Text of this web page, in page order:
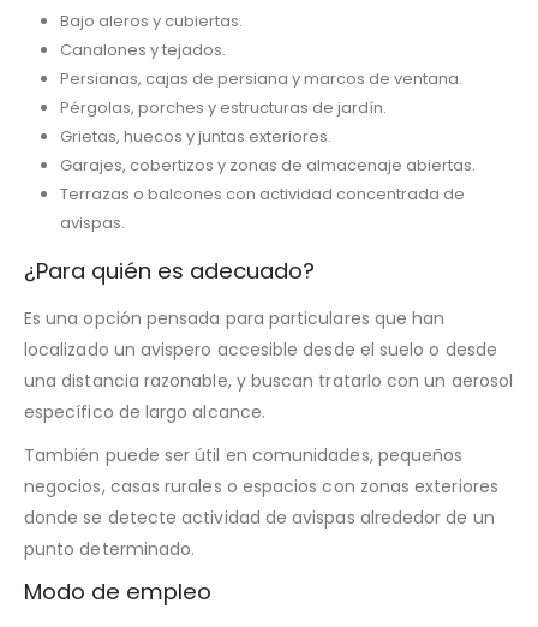
Bajo aleros y cubiertas.
Canalones y tejados.
Persianas, cajas de persiana y marcos de ventana.
Pérgolas, porches y estructuras de jardín.
Grietas, huecos y juntas exteriores.
Garajes, cobertizos y zonas de almacenaje abiertas.
Terrazas o balcones con actividad concentrada de
avispas.
¿Para quién es adecuado?
Es una opción pensada para particulares que han
localizado un avispero accesible desde el suelo o desde
una distancia razonable, y buscan tratarlo con un aerosol
específico de largo alcance.
También puede ser útil en comunidades, pequeños
negocios, casas rurales o espacios con zonas exteriores
donde se detecte actividad de avispas alrededor de un
punto determinado.
Modo de empleo